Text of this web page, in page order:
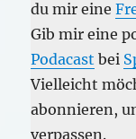
du mir eine
Gib mir eine
Podacast bei
Vielleicht
abonnieren,
verpassen.